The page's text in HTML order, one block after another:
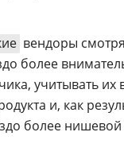
вендоры
более
учитывать
и, как
более